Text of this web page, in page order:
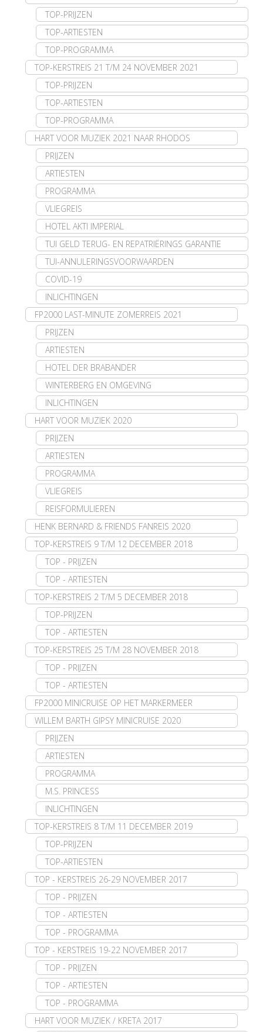
TOP-PRIJZEN
TOP-ARTIESTEN
TOP-PROGRAMMA
TOP-KERSTREIS 21 T/M 24 NOVEMBER 2021
TOP-PRIJZEN
TOP-ARTIESTEN
TOP-PROGRAMMA
HART VOOR MUZIEK 2021 NAAR RHODOS
PRIJZEN
ARTIESTEN
PROGRAMMA
VLIEGREIS
HOTEL AKTI IMPERIAL
TUI GELD TERUG- EN REPATRIËRINGS GARANTIE
TUI-ANNULERINGSVOORWAARDEN
COVID-19
INLICHTINGEN
FP2000 LAST-MINUTE ZOMERREIS 2021
PRIJZEN
ARTIESTEN
HOTEL DER BRABANDER
WINTERBERG EN OMGEVING
INLICHTINGEN
HART VOOR MUZIEK 2020
PRIJZEN
ARTIESTEN
PROGRAMMA
VLIEGREIS
REISFORMULIEREN
HENK BERNARD & FRIENDS FANREIS 2020
TOP-KERSTREIS 9 T/M 12 DECEMBER 2018
TOP - PRIJZEN
TOP - ARTIESTEN
TOP-KERSTREIS 2 T/M 5 DECEMBER 2018
TOP-PRIJZEN
TOP - ARTIESTEN
TOP-KERSTREIS 25 T/M 28 NOVEMBER 2018
TOP - PRIJZEN
TOP - ARTIESTEN
FP2000 MINICRUISE OP HET MARKERMEER
WILLEM BARTH GIPSY MINICRUISE 2020
PRIJZEN
ARTIESTEN
PROGRAMMA
M.S. PRINCESS
INLICHTINGEN
TOP-KERSTREIS 8 T/M 11 DECEMBER 2019
TOP-PRIJZEN
TOP-ARTIESTEN
TOP - KERSTREIS 26-29 NOVEMBER 2017
TOP - PRIJZEN
TOP - ARTIESTEN
TOP - PROGRAMMA
TOP - KERSTREIS 19-22 NOVEMBER 2017
TOP - PRIJZEN
TOP - ARTIESTEN
TOP - PROGRAMMA
HART VOOR MUZIEK / KRETA 2017